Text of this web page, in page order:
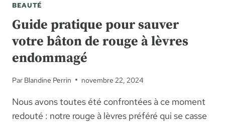
BEAUTÉ
Guide pratique pour sauver
votre bâton de rouge à lèvres
endommagé
Par Blandine Perrin novembre 22, 2024
Nous avons toutes été confrontées à ce moment
redouté : notre rouge à lèvres préféré qui se casse